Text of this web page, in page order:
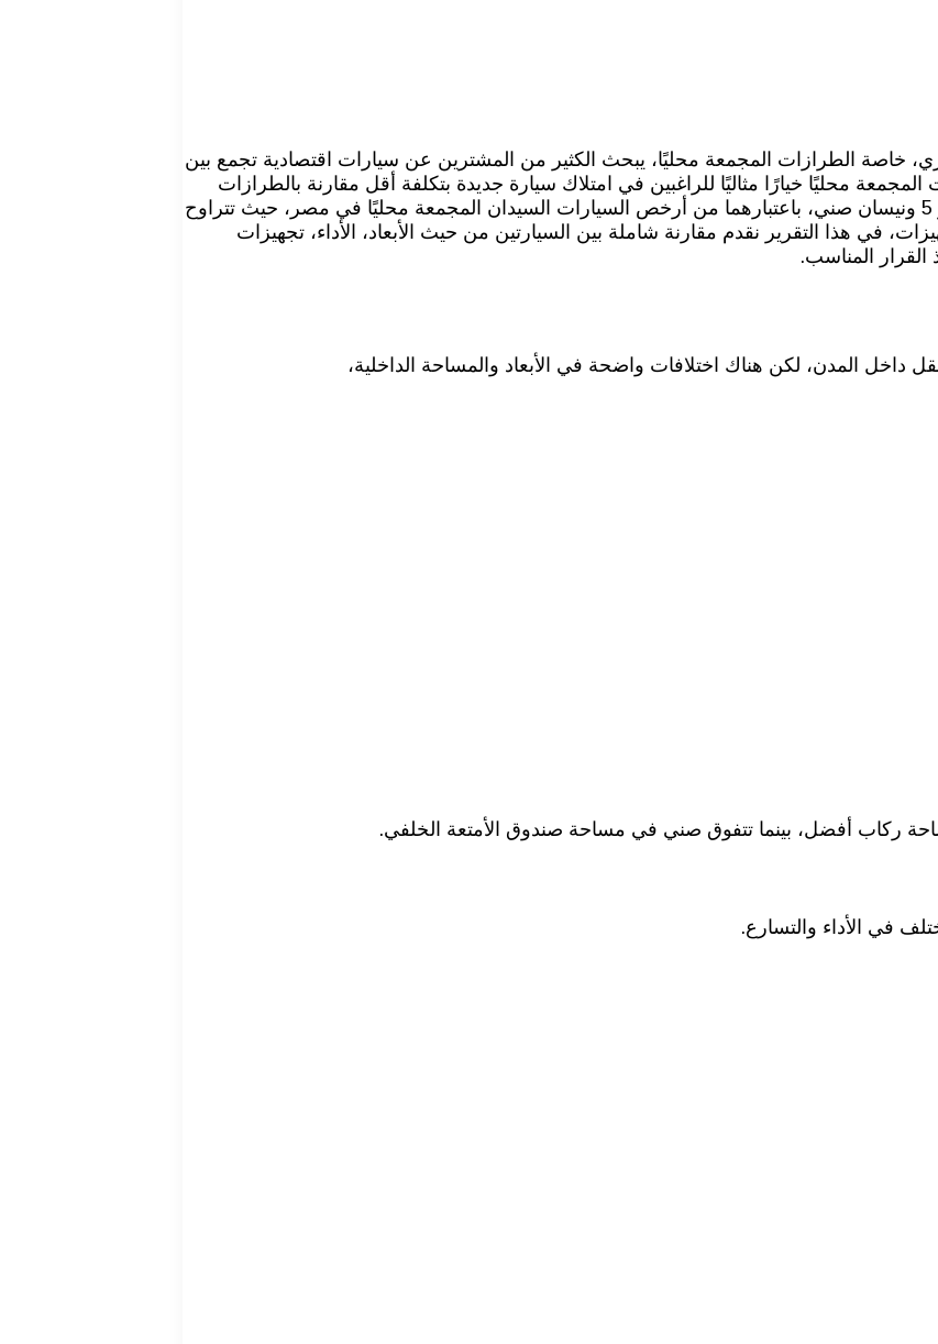
خاصة الطرازات المجمعة محليًا، يبحث الكثير من المشترين عن سيارات اقتصادية تجمع بين
المجمعة محليًا خيارًا مثاليًا للراغبين في امتلاك سيارة جديدة بتكلفة أقل مقارنة بالطرازات
المستوردة، ومع بداية عام 2026، تشتعل المنافسة بين شيري أريزو 5 ونيسان صني، باعتبارهما من أرخص السيارات السيدان المجمعة محليًا في مصر، حيث تتراوح
جنيه حسب الفئة والتجهيزات، في هذا التقرير نقدم مقارنة شاملة بين السيارتين من حيث الأبعاد، الأداء، تجهيزات
القرار المناسب.
داخل المدن، لكن هناك اختلافات واضحة في الأبعاد والمساحة الداخلية،